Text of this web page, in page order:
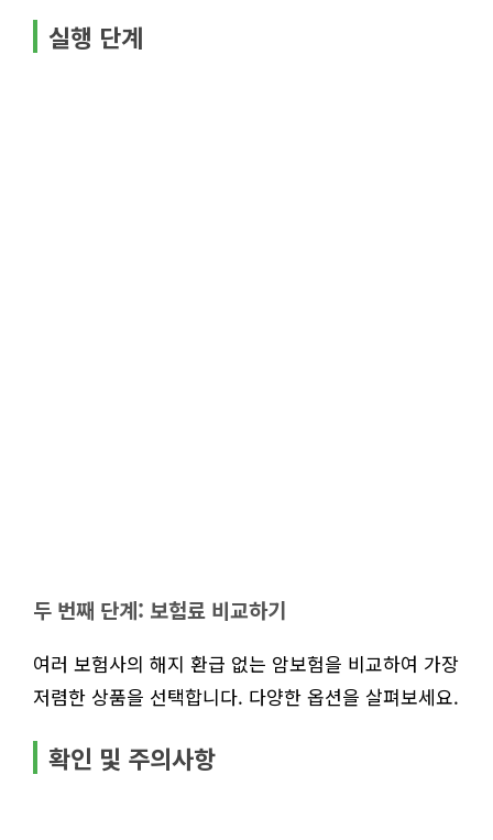
실행 단계
두 번째 단계: 보험료 비교하기
여러 보험사의 해지 환급 없는 암보험을 비교하여 가장
저렴한 상품을 선택합니다. 다양한 옵션을 살펴보세요.
확인 및 주의사항